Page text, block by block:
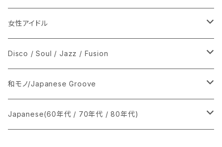
女性アイドル
シングル盤
あ行
か行
LP
CD
Disco / Soul / Jazz / Fusion
シングル盤
A
12インチ・シングル
和モノ/Japanese Groove
シングル盤
Japanese(60年代 / 70年代 / 80年代)